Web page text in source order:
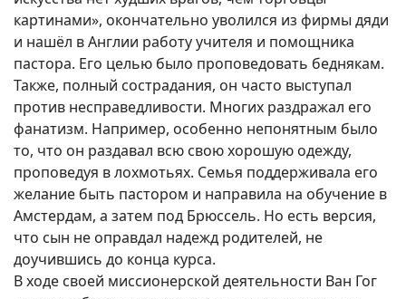
картинами», окончательно уволился из фирмы дяди
и нашёл в Англии работу учителя и помощника
пастора. Его целью было проповедовать беднякам.
Также, полный сострадания, он часто выступал
против несправедливости. Многих раздражал его
фанатизм. Например, особенно непонятным было
то, что он раздавал всю свою хорошую одежду,
проповедуя в лохмотьях. Семья поддерживала его
желание быть пастором и направила на обучение в
Амстердам, а затем под Брюссель. Но есть версия,
что сын не оправдал надежд родителей, не
доучившись до конца курса.
В ходе своей миссионерской деятельности Ван Гог